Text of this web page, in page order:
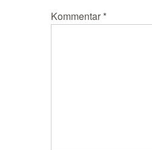
Kommentar *